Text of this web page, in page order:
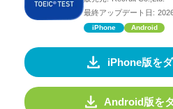
最終アップデート日:
iPhone Android
iPhone版を
Android版を